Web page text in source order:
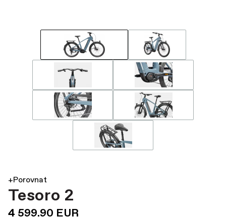
+Porovnat
Tesoro 2
4 599.90 EUR